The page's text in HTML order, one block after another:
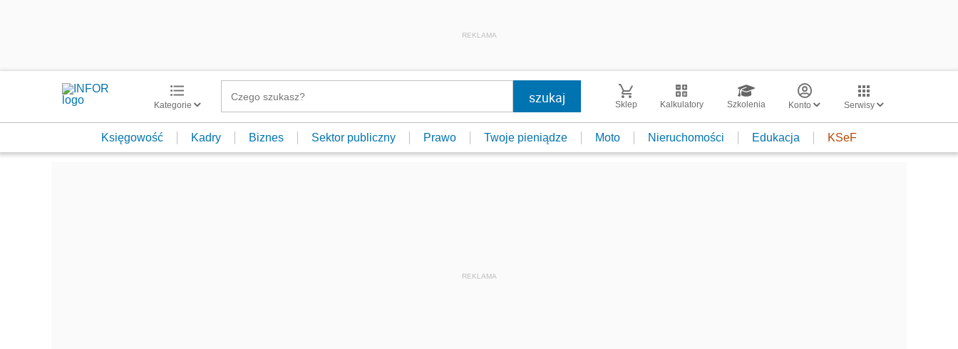
REKLAMA
Kategorie Sklep Kalkulatory Szkolenia Konto Serwisy
Księgowość Kadry Biznes Sektor publiczny Prawo Twoje pieniądze Moto Nieruchomości Edukacja KSeF